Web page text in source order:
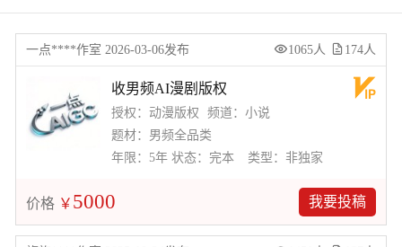
一点****作室 2026-03-06发布 1065人 174人
收男频AI漫剧版权
授权：动漫版权
频道：小说
题材：男频全品类
年限：5年 状态：完本 类型：非独家
价格 ￥ 5000 我要投稿